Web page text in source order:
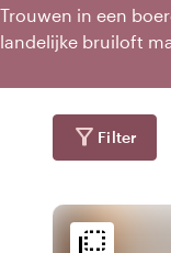
Trouwen in een
landelijke bruiloft
details om het
overzicht van alle
filter_alt Filter
flip_to_back